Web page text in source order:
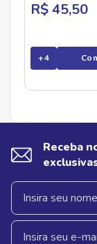
R$ 45,50
+4
Receba